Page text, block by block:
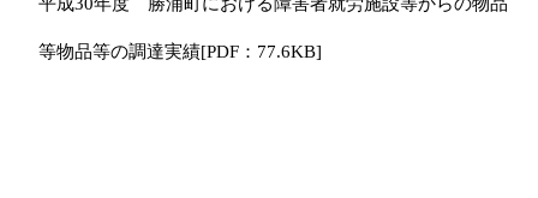
等物品等の調達実績[PDF：77.6KB]